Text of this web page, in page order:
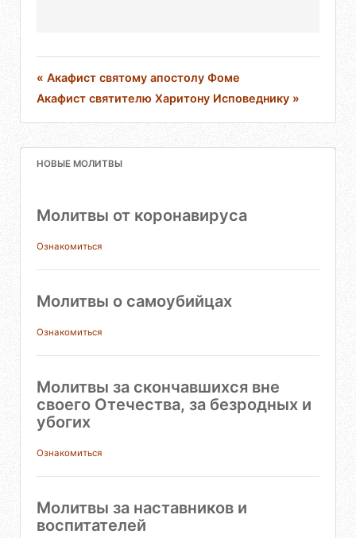
« Акафист святому апостолу Фоме
Акафист святителю Харитону Исповеднику »
НОВЫЕ МОЛИТВЫ
Молитвы от коронавируса
Ознакомиться
Молитвы о самоубийцах
Ознакомиться
Молитвы за скончавшихся вне
своего Отечества, за безродных и
убогих
Ознакомиться
Молитвы за наставников и
воспитателей